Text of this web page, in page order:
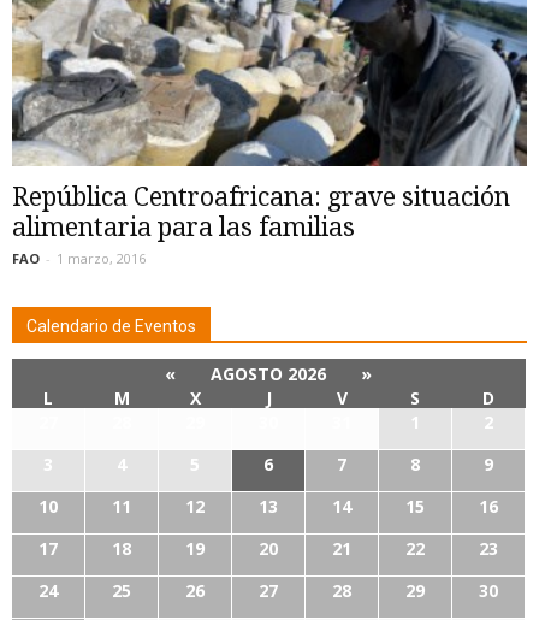
República Centroafricana: grave situación
alimentaria para las familias
FAO - 1 marzo, 2016
Calendario de Eventos
« AGOSTO 2026
»
L
M X J V S
D
1
2
3
4 5 6 7 8
9
10
11 12 13 14 15
16
17
18 19 20 21 22
23
24
25 26 27 28 29
30